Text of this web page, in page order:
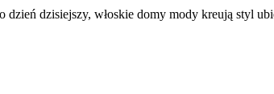
dzisiejszy, włoskie domy mody kreują styl